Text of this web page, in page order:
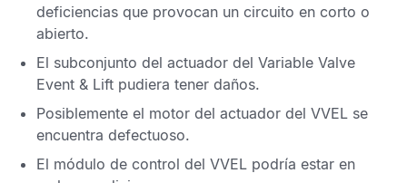
deficiencias que provocan un circuito en corto o
abierto.
El subconjunto del actuador del Variable Valve
Event & Lift pudiera tener daños.
Posiblemente el motor del actuador del VVEL se
encuentra defectuoso.
El módulo de control del VVEL podría estar en